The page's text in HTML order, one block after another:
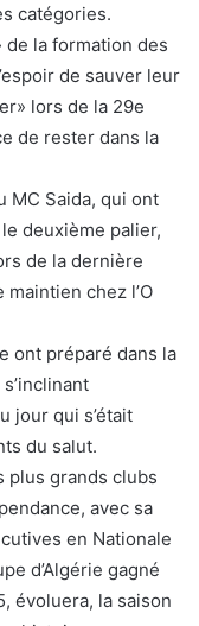
catégories.
de la formation des
de sauver leur
lors de la 29e
de rester dans la
MC Saida, qui ont
deuxième palier,
de la dernière
chez l’O
ont préparé dans la
jour qui s’était
du salut.
plus grands clubs
avec sa
en Nationale
d’Algérie gagné
évoluera, la saison